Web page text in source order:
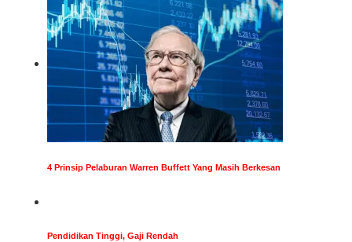
4 Prinsip Pelaburan Warren Buffett Yang Masih Berkesan
Pendidikan Tinggi, Gaji Rendah